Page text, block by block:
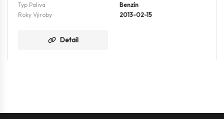
Typ Paliva
Benzín
Roky Výroby
2013-02-15
Detail